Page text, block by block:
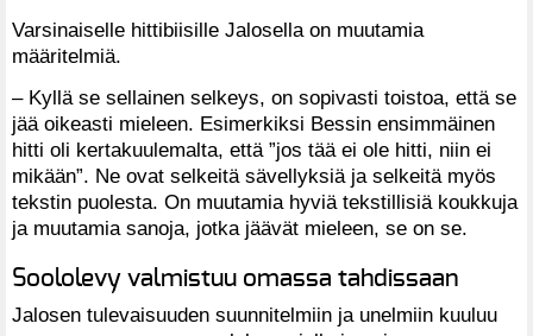
Varsinaiselle hittibiisille Jalosella on muutamia
määritelmiä.
– Kyllä se sellainen selkeys, on sopivasti toistoa, että se
jää oikeasti mieleen. Esimerkiksi Bessin ensimmäinen
hitti oli kertakuulemalta, että ”jos tää ei ole hitti, niin ei
mikään”. Ne ovat selkeitä sävellyksiä ja selkeitä myös
tekstin puolesta. On muutamia hyviä tekstillisiä koukkuja
ja muutamia sanoja, jotka jäävät mieleen, se on se.
Soololevy valmistuu omassa tahdissaan
Jalosen tulevaisuuden suunnitelmiin ja unelmiin kuuluu